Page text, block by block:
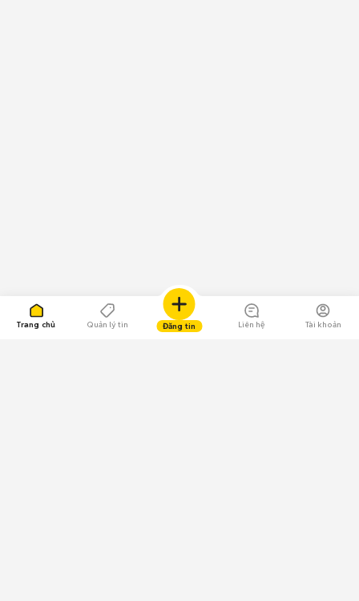
Trang chủ Quản lý tin Đăng tin Liên hệ Tài khoản